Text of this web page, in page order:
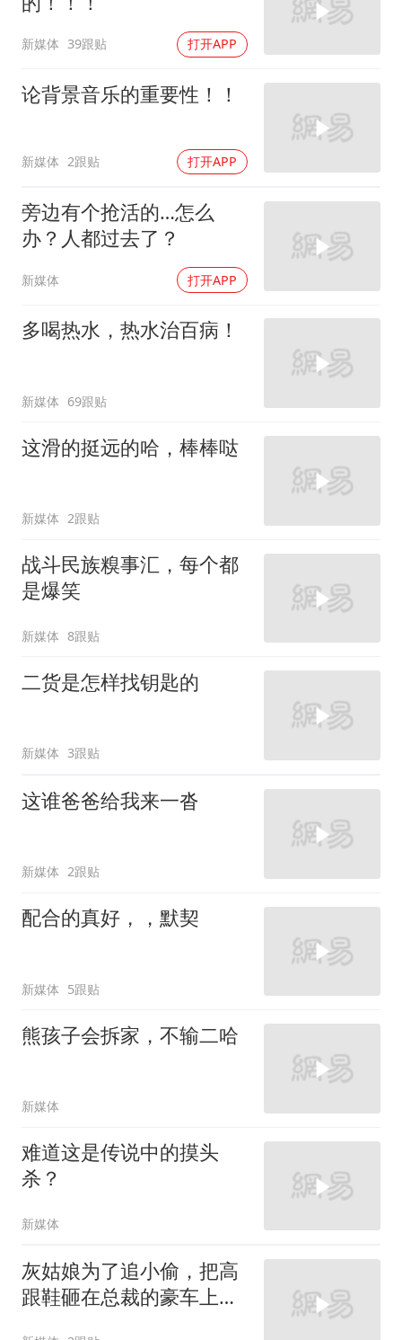
新媒体 39跟贴 打开APP
论背景音乐的重要性！！
新媒体 2跟贴 打开APP
旁边有个抢活的…怎么
办？人都过去了？
新媒体 打开APP
多喝热水，热水治百病！
新媒体 69跟贴
这滑的挺远的哈，棒棒哒
新媒体 2跟贴
战斗民族糗事汇，每个都
是爆笑
新媒体 8跟贴
二货是怎样找钥匙的
新媒体 3跟贴
这谁爸爸给我来一沓
新媒体 2跟贴
配合的真好，，默契
新媒体 5跟贴
熊孩子会拆家，不输二哈
新媒体
难道这是传说中的摸头
杀？
新媒体
灰姑娘为了追小偷，把高
跟鞋砸在总裁的豪车上，